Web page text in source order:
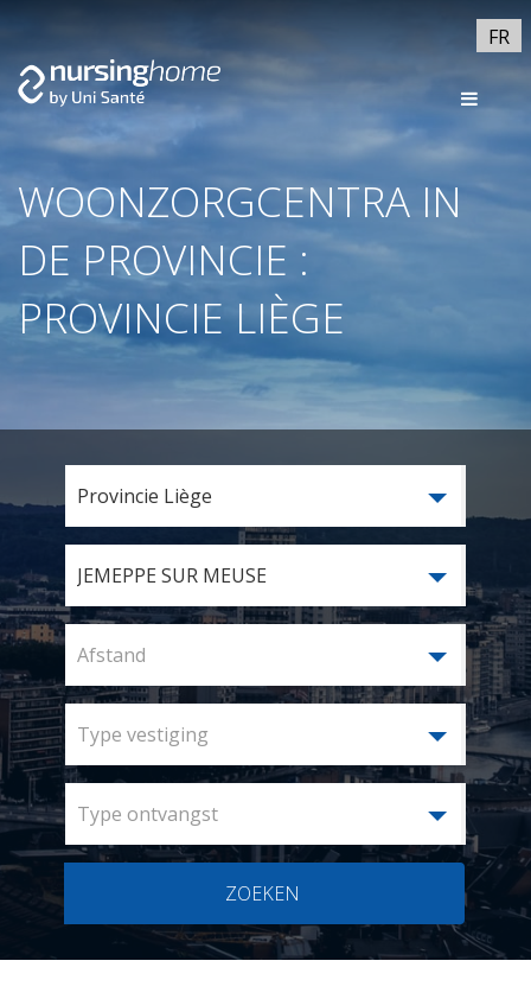
FR
WOONZORGCENTRA IN
DE PROVINCIE :
PROVINCIE LIÈGE
Provincie Liège
JEMEPPE SUR MEUSE
Afstand
Type vestiging
Type ontvangst
ZOEKEN